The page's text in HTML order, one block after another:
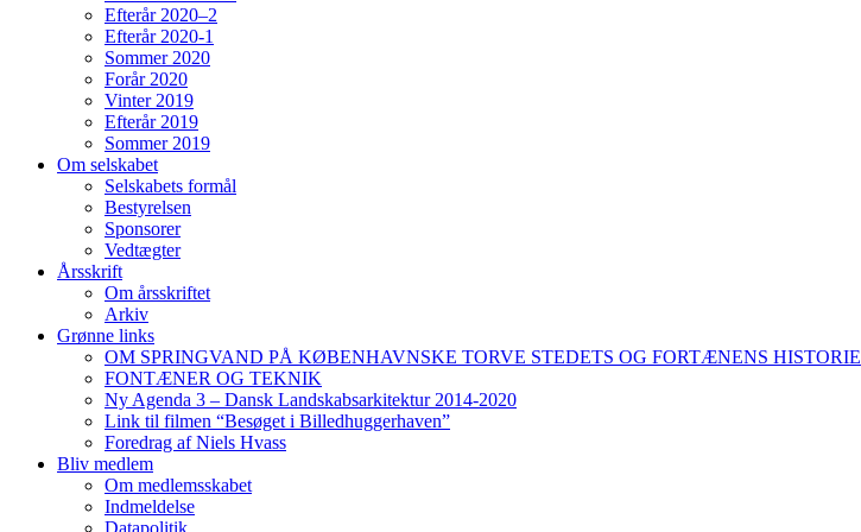
Efterår 2020–2
Efterår 2020-1
Sommer 2020
Forår 2020
Vinter 2019
Efterår 2019
Sommer 2019
Om selskabet
Selskabets formål
Bestyrelsen
Sponsorer
Vedtægter
Årsskrift
Om årsskriftet
Arkiv
Grønne links
OM SPRINGVAND PÅ KØBENHAVNSKE TORVE STEDETS OG FORTÆNENS HISTORIE
FONTÆNER OG TEKNIK
Ny Agenda 3 – Dansk Landskabsarkitektur 2014-2020
Link til filmen “Besøget i Billedhuggerhaven”
Foredrag af Niels Hvass
Bliv medlem
Om medlemsskabet
Indmeldelse
Datapolitik